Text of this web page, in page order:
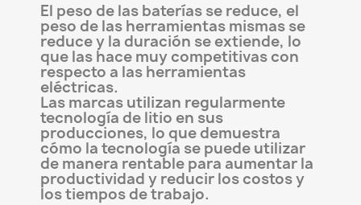
El peso de las baterías se reduce, el
peso de las herramientas mismas se
reduce y la duración se extiende, lo
que las hace muy competitivas con
respecto a las herramientas
eléctricas.
Las marcas utilizan regularmente
tecnología de litio en sus
producciones, lo que demuestra
cómo la tecnología se puede utilizar
de manera rentable para aumentar la
productividad y reducir los costos y
los tiempos de trabajo.